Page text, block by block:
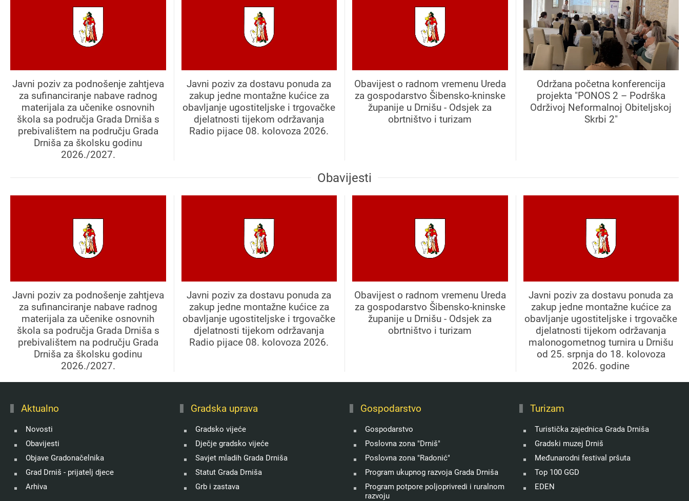
Javni poziv za podnošenje zahtjeva
za sufinanciranje nabave radnog
materijala za učenike osnovnih
škola sa područja Grada Drniša s
prebivalištem na području Grada
Drniša za školsku godinu
2026./2027.
Javni poziv za dostavu ponuda za
zakup jedne montažne kućice za
obavljanje ugostiteljske i trgovačke
djelatnosti tijekom održavanja
Radio pijace 08. kolovoza 2026.
Obavijest o radnom vremenu Ureda
za gospodarstvo Šibensko-kninske
županije u Drnišu - Odsjek za
obrtništvo i turizam
Održana početna konferencija
projekta "PONOS 2 – Podrška
Održivoj Neformalnoj Obiteljskoj
Skrbi 2"
Obavijesti
Javni poziv za podnošenje zahtjeva
za sufinanciranje nabave radnog
materijala za učenike osnovnih
škola sa područja Grada Drniša s
prebivalištem na području Grada
Drniša za školsku godinu
2026./2027.
Javni poziv za dostavu ponuda za
zakup jedne montažne kućice za
obavljanje ugostiteljske i trgovačke
djelatnosti tijekom održavanja
Radio pijace 08. kolovoza 2026.
Obavijest o radnom vremenu Ureda
za gospodarstvo Šibensko-kninske
županije u Drnišu - Odsjek za
obrtništvo i turizam
Javni poziv za dostavu ponuda za
zakup jedne montažne kućice za
obavljanje ugostiteljske i trgovačke
djelatnosti tijekom održavanja
malonogometnog turnira u Drnišu
od 25. srpnja do 18. kolovoza
2026. godine
Aktualno
Novosti
Obavijesti
Objave Gradonačelnika
Grad Drniš - prijatelj djece
Arhiva
Gradska uprava
Gradsko vijeće
Dječje gradsko vijeće
Savjet mladih Grada Drniša
Statut Grada Drniša
Grb i zastava
Gospodarstvo
Gospodarstvo
Poslovna zona "Drniš"
Poslovna zona "Radonić"
Program ukupnog razvoja Grada Drniša
Program potpore poljoprivredi i ruralnom
razvoju
Turizam
Turistička zajednica Grada Drniša
Gradski muzej Drniš
Međunarodni festival pršuta
Top 100 GGD
EDEN